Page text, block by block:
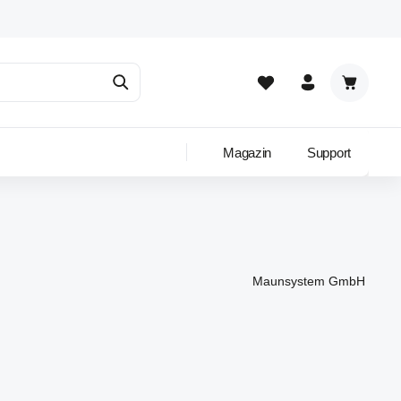
Magazin Support
Maunsystem GmbH